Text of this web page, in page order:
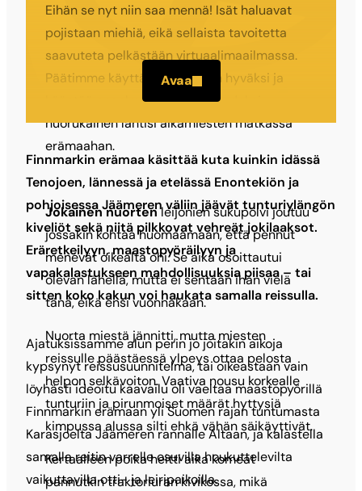
Avaa
Eihän se nyt niin saa mennä! Isät haluavat
pojistaan miehiä, eikä sellaista tavoitetta
saavuteta pelkästään virtuaalimaailmassa.
Päätimme käyttää tilaisuuden hyväksi ja
kääntää ongelman mahdollisuudeksi –
nuorukainen lähtisi aikamiesten matkassa
erämaahan.
Jokainen nuortenleijonien sukupolvi joutuu
jossakin kohtaa huomaamaan, että pennut
menevät oikealta ohi. Se aika osoittautui
olevan lähellä, mutta ei sentään ihan vielä
tänä, eikä ensi vuonnakaan.
Nuorta miestä jännitti, mutta miesten
reissulle päästäessä ylpeys ottaa pelosta
helpon selkävoiton. Vaativa nousu korkealle
tunturiin ja pirunmoiset määrät hyttysiä
kimpussa alussa silti ehkä vähän säikäyttivät.
Kertaalleen poika heitti aika komeat
pannutkin traktoriuran kivikossa, mikä
Finnmarkin erämaa käsittää kuta kuinkin idässä
Tenojoen, lännessä ja etelässä Enontekiön ja
pohjoisessa Jäämeren väliin jäävät tunturiylängön
kiveliöt sekä niitä pilkkovat vehreät jokilaaksot.
Eräretkeilyyn, maastopyöräilyyn ja
vapakalastukseen mahdollisuuksia piisaa – tai
sitten koko kakun voi haukata samalla reissulla.
Ajatuksissamme alun perin jo joitakin aikoja
kypsynyt reissusuunnitelma, tai oikeastaan vain
löyhästi ideoitu kaavailu oli vaeltaa maastopyörillä
Finnmarkin erämaan yli Suomen rajan tuntumasta
Karasjoelta Jäämeren rannalle Altaan, ja kalastella
samalla reitin varrelle osuvilla houkuttelevilta
vaikuttavilla otti- ja leiripaikoilla.